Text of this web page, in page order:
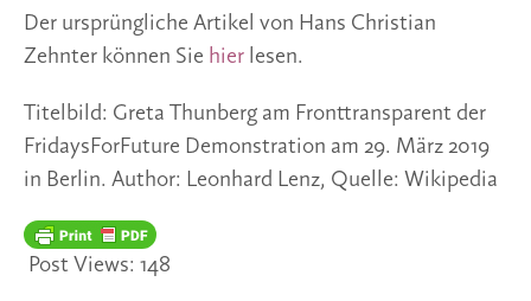
Der ursprüngliche Artikel von Hans Christian
Zehnter können Sie hier lesen.
Titelbild: Greta Thunberg am Fronttransparent der
FridaysForFuture Demonstration am 29. März 2019
in Berlin. Author: Leonhard Lenz, Quelle: Wikipedia
Post Views: 148